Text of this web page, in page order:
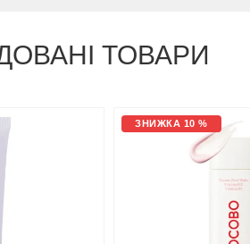
ТОВАРИ
ЗНИЖКА 10 %